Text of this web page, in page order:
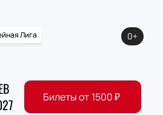
Лига
0+
Билеты от 1500₽